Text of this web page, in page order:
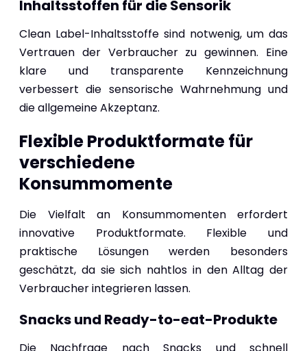
Inhaltsstoffen für die Sensorik
Clean Label-Inhaltsstoffe sind notwenig, um das
Vertrauen der Verbraucher zu gewinnen. Eine
klare und transparente Kennzeichnung
verbessert die sensorische Wahrnehmung und
die allgemeine Akzeptanz.
Flexible Produktformate für
verschiedene
Konsummomente
Die Vielfalt an Konsummomenten erfordert
innovative Produktformate. Flexible und
praktische Lösungen werden besonders
geschätzt, da sie sich nahtlos in den Alltag der
Verbraucher integrieren lassen.
Snacks und Ready-to-eat-Produkte
Die Nachfrage nach Snacks und schnell